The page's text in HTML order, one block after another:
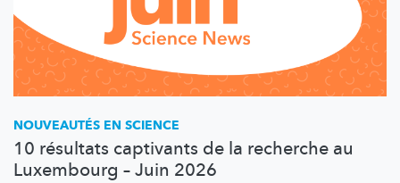
NOUVEAUTÉS EN SCIENCE
10 résultats captivants de la recherche au
Luxembourg – Juin 2026